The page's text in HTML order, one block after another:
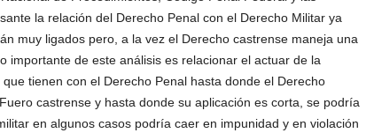
la relación del Derecho Penal con el Derecho Militar ya
muy ligados pero, a la vez el Derecho castrense maneja una
importante de este análisis es relacionar el actuar de la
tienen con el Derecho Penal hasta donde el Derecho
castrense y hasta donde su aplicación es corta, se podría
en algunos casos podría caer en impunidad y en violación